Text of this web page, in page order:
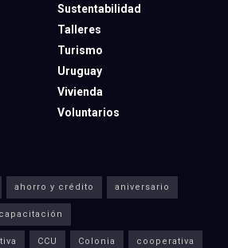
Sustentabilidad
Talleres
Turismo
Uruguay
Vivienda
Voluntarios
ahorro y crédito aniversario
capacitación
CCU Colonia cooperativa